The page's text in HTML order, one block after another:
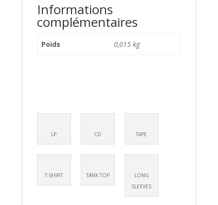
Informations
complémentaires
Poids 0,015 kg
LP CD TAPE
T-SHIRT TANK TOP
LONG
SLEEVES